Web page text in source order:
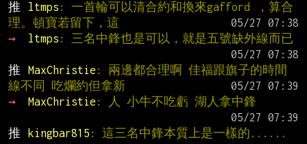
推
ltmps : 一首輪可以清合約和換來gafford ，算合
理。頓寶若留下，這
→
ltmps : 三名中鋒也是可以，就是五號缺外線而已
推
MaxChristie : 兩邊都合理啊 佳福跟旗子的時間
線不同 吃爛約但拿新
→
MaxChristie : 人 小牛不吃虧 湖人拿中鋒
推
kingbar815 : 這三名中鋒本質上是一樣的......